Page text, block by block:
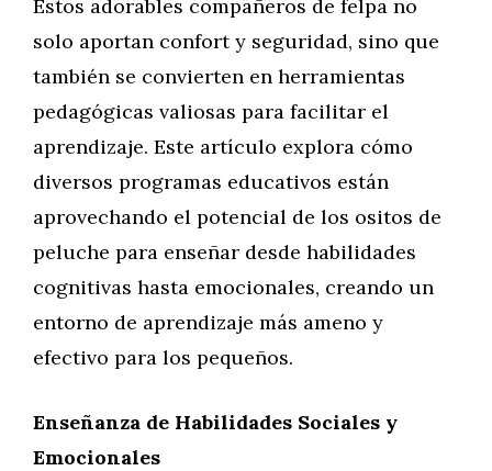
Estos adorables compañeros de felpa no
solo aportan confort y seguridad, sino que
también se convierten en herramientas
pedagógicas valiosas para facilitar el
aprendizaje. Este artículo explora cómo
diversos programas educativos están
aprovechando el potencial de los ositos de
peluche para enseñar desde habilidades
cognitivas hasta emocionales, creando un
entorno de aprendizaje más ameno y
efectivo para los pequeños.
Enseñanza de Habilidades Sociales y
Emocionales